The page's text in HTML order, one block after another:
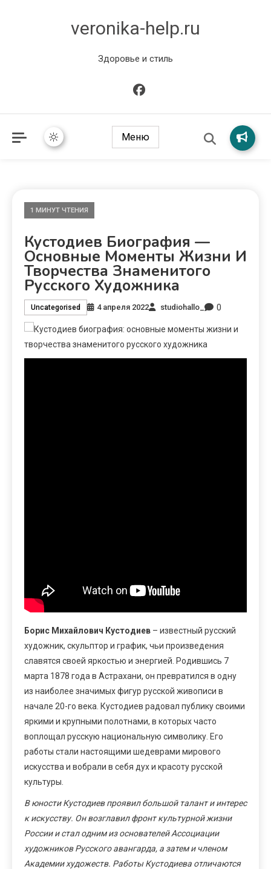
veronika-help.ru
Здоровье и стиль
Меню
1 МИНУТ ЧТЕНИЯ
Кустодиев Биография —
Основные Моменты Жизни И
Творчества Знаменитого
Русского Художника
Uncategorised 4 апреля 2022 studiohallo_ 0
Борис Михайлович Кустодиев – известный русский
художник, скульптор и график, чьи произведения
славятся своей яркостью и энергией. Родившись 7
марта 1878 года в Астрахани, он превратился в одну
из наиболее значимых фигур русской живописи в
начале 20-го века. Кустодиев радовал публику своими
яркими и крупными полотнами, в которых часто
воплощал русскую национальную символику. Его
работы стали настоящими шедеврами мирового
искусства и вобрали в себя дух и красоту русской
культуры.
В юности Кустодиев проявил большой талант и интерес
к искусству. Он возглавил фронт культурной жизни
России и стал одним из основателей Ассоциации
художников Русского авангарда, а затем и членом
Академии художеств. Работы Кустодиева отличаются